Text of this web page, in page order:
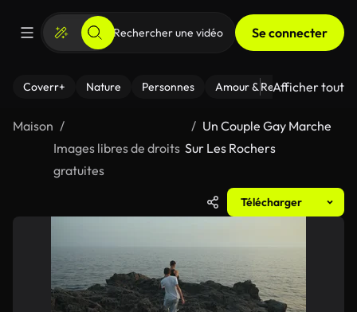
Se connecter
Coverr+ Nature Personnes Amour & Relations Le
Afficher tout
Maison
Images libres de droits
gratuites
Un Couple Gay Marche
Sur Les Rochers
Télécharger